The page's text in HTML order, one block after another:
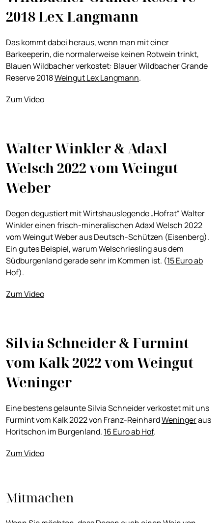
2018 Lex Langmann
Das kommt dabei heraus, wenn man mit einer
Barkeeperin, die normalerweise keinen Rotwein trinkt,
Blauen Wildbacher verkostet: Blauer Wildbacher Grande
Reserve 2018Weingut Lex Langmann.
Zum Video
Walter Winkler & Adaxl
Welsch 2022 vom Weingut
Weber
Degen degustiert mit Wirtshauslegende „Hofrat“ Walter
Winkler einen frisch-mineralischen Adaxl Welsch 2022
vom Weingut Weber aus Deutsch-Schützen (Eisenberg).
Ein gutes Beispiel, warum Welschriesling aus dem
Südburgenland gerade sehr im Kommen ist. (15 Euro ab
Hof).
Zum Video
Silvia Schneider & Furmint
vom Kalk 2022 vom Weingut
Weninger
Eine bestens gelaunte Silvia Schneider verkostet mit uns
Furmint vom Kalk 2022 von Franz-ReinhardWeningeraus
Horitschon im Burgenland. 16 Euro ab Hof.
Zum Video
Mitmachen